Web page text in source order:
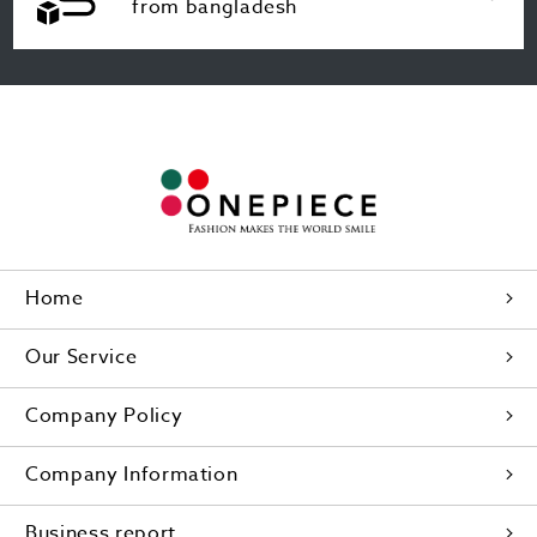
from bangladesh
Home
Our Service
Company Policy
Company Information